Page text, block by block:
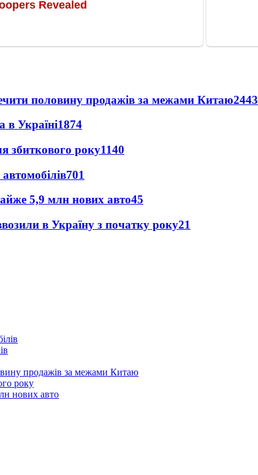
половину продажів за межами Китаю2443
в Україні1874
збиткового року1140
701
5,9 млн нових авто45
в Україну з початку року21
продажів за межами Китаю
року
нових авто